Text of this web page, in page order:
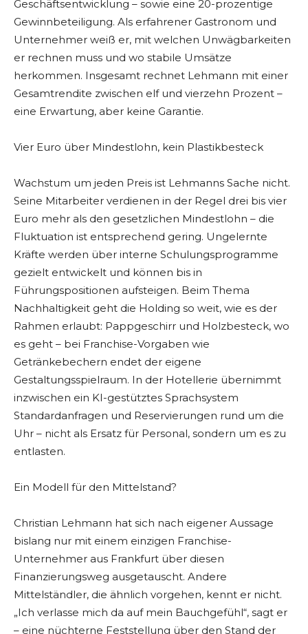
Geschäftsentwicklung – sowie eine 20-prozentige
Gewinnbeteiligung. Als erfahrener Gastronom und
Unternehmer weiß er, mit welchen Unwägbarkeiten
er rechnen muss und wo stabile Umsätze
herkommen. Insgesamt rechnet Lehmann mit einer
Gesamtrendite zwischen elf und vierzehn Prozent –
eine Erwartung, aber keine Garantie.
Vier Euro über Mindestlohn, kein Plastikbesteck
Wachstum um jeden Preis ist Lehmanns Sache nicht.
Seine Mitarbeiter verdienen in der Regel drei bis vier
Euro mehr als den gesetzlichen Mindestlohn – die
Fluktuation ist entsprechend gering. Ungelernte
Kräfte werden über interne Schulungsprogramme
gezielt entwickelt und können bis in
Führungspositionen aufsteigen. Beim Thema
Nachhaltigkeit geht die Holding so weit, wie es der
Rahmen erlaubt: Pappgeschirr und Holzbesteck, wo
es geht – bei Franchise-Vorgaben wie
Getränkebechern endet der eigene
Gestaltungsspielraum. In der Hotellerie übernimmt
inzwischen ein KI-gestütztes Sprachsystem
Standardanfragen und Reservierungen rund um die
Uhr – nicht als Ersatz für Personal, sondern um es zu
entlasten.
Ein Modell für den Mittelstand?
Christian Lehmann hat sich nach eigener Aussage
bislang nur mit einem einzigen Franchise-
Unternehmer aus Frankfurt über diesen
Finanzierungsweg ausgetauscht. Andere
Mittelständler, die ähnlich vorgehen, kennt er nicht.
„Ich verlasse mich da auf mein Bauchgefühl“, sagt er
– eine nüchterne Feststellung über den Stand der